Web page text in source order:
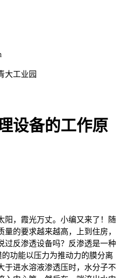
大工业园
设备的工作原
阳，霞光万丈。小编又来了！随
的要求越来越高，上到住房，
过反渗透设备吗？反渗透是一种
功能以压力为推动力的膜分离
于进水溶液渗透压时，水分子不